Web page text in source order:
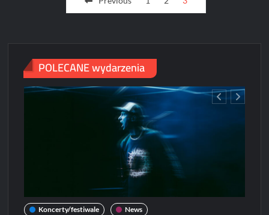
pagination
POLECANE wydarzenia
Koncerty/festiwale
News